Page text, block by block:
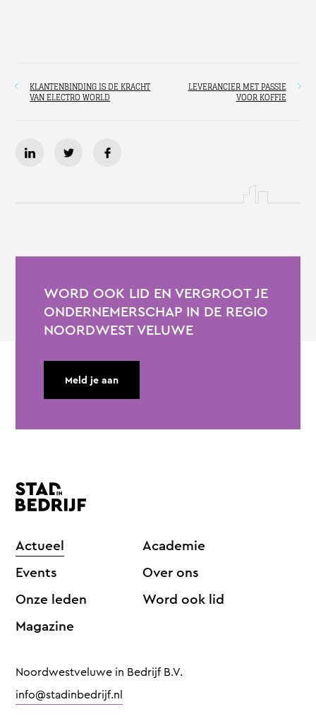
KLANTENBINDING IS DE KRACHT
VAN ELECTRO WORLD
LEVERANCIER MET PASSIE
VOOR KOFFIE
WORD OOK LID EN VERGROOT JE
ONDERNEMERSCHAP IN DE REGIO
NOORDWEST VELUWE
Meld je aan
Actueel
Events
Onze leden
Magazine
Academie
Over ons
Word ook lid
Noordwestveluwe in Bedrijf B.V.
info@stadinbedrijf.nl